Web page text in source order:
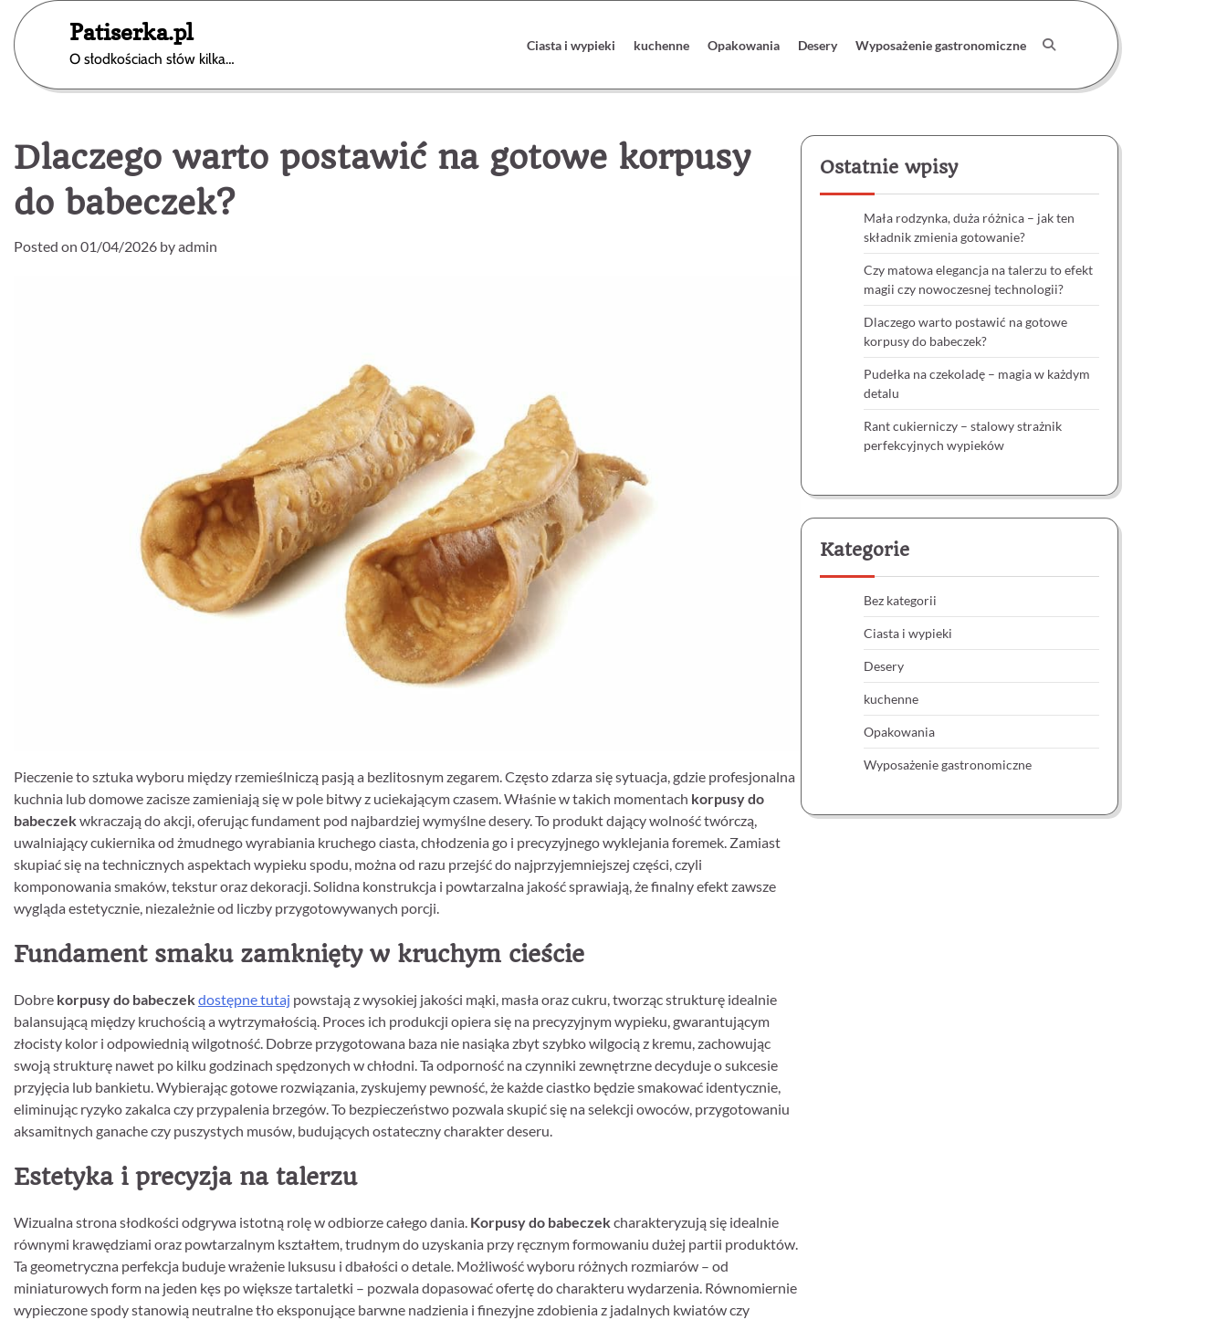
content
Patiserka.pl
O słodkościach słów kilka…
Ciasta i wypieki kuchenne Opakowania Desery Wyposażenie gastronomiczne
Dlaczego warto postawić na gotowe korpusy
do babeczek?
Posted on 01/04/2026 byadmin
Pieczenie to sztuka wyboru między rzemieślniczą pasją a bezlitosnym zegarem. Często zdarza się sytuacja, gdzie profesjonalna
kuchnia lub domowe zacisze zamieniają się w pole bitwy z uciekającym czasem. Właśnie w takich momentach korpusy do
babeczekwkraczają do akcji, oferując fundament pod najbardziej wymyślne desery. To produkt dający wolność twórczą,
uwalniający cukiernika od żmudnego wyrabiania kruchego ciasta, chłodzenia go i precyzyjnego wyklejania foremek. Zamiast
skupiać się na technicznych aspektach wypieku spodu, można od razu przejść do najprzyjemniejszej części, czyli
komponowania smaków, tekstur oraz dekoracji. Solidna konstrukcja i powtarzalna jakość sprawiają, że finalny efekt zawsze
wygląda estetycznie, niezależnie od liczby przygotowywanych porcji.
Fundament smaku zamknięty w kruchym cieście
Dobre korpusy do babeczekdostępne tutaj powstają z wysokiej jakości mąki, masła oraz cukru, tworząc strukturę idealnie
balansującą między kruchością a wytrzymałością. Proces ich produkcji opiera się na precyzyjnym wypieku, gwarantującym
złocisty kolor i odpowiednią wilgotność. Dobrze przygotowana baza nie nasiąka zbyt szybko wilgocią z kremu, zachowując
swoją strukturę nawet po kilku godzinach spędzonych w chłodni. Ta odporność na czynniki zewnętrzne decyduje o sukcesie
przyjęcia lub bankietu. Wybierając gotowe rozwiązania, zyskujemy pewność, że każde ciastko będzie smakować identycznie,
eliminując ryzyko zakalca czy przypalenia brzegów. To bezpieczeństwo pozwala skupić się na selekcji owoców, przygotowaniu
aksamitnych ganache czy puszystych musów, budujących ostateczny charakter deseru.
Estetyka i precyzja na talerzu
Wizualna strona słodkości odgrywa istotną rolę w odbiorze całego dania. Korpusy do babeczekcharakteryzują się idealnie
równymi krawędziami oraz powtarzalnym kształtem, trudnym do uzyskania przy ręcznym formowaniu dużej partii produktów.
Ta geometryczna perfekcja buduje wrażenie luksusu i dbałości o detale. Możliwość wyboru różnych rozmiarów – od
miniaturowych form na jeden kęs po większe tartaletki – pozwala dopasować ofertę do charakteru wydarzenia. Równomiernie
wypieczone spody stanowią neutralne tło eksponujące barwne nadzienia i finezyjne zdobienia z jadalnych kwiatów czy
Ostatnie wpisy
Mała rodzynka, duża różnica – jak ten
składnik zmienia gotowanie?
Czy matowa elegancja na talerzu to efekt
magii czy nowoczesnej technologii?
Dlaczego warto postawić na gotowe
korpusy do babeczek?
Pudełka na czekoladę – magia w każdym
detalu
Rant cukierniczy – stalowy strażnik
perfekcyjnych wypieków
Kategorie
Bez kategorii
Ciasta i wypieki
Desery
kuchenne
Opakowania
Wyposażenie gastronomiczne